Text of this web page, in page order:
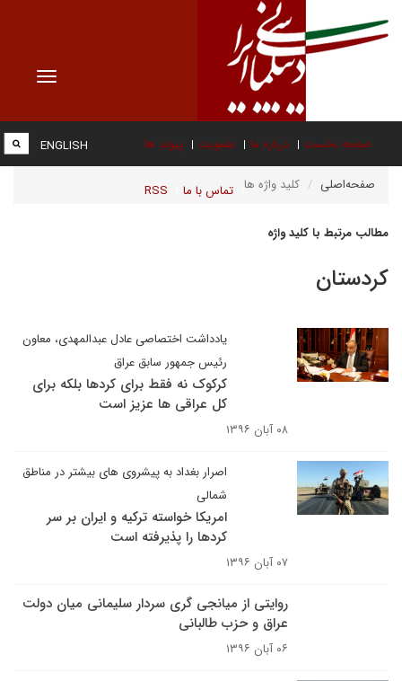
Toggle
صفحه نخست درباره ما عضویت پیوند ها
تماس با ما RSS
ENGLISH
صفحه‌اصلی کلید واژه ها
مطالب مرتبط با کلید واژه
کردستان
یادداشت اختصاصی عادل عبدالمهدی، معاون
رئیس جمهور سابق عراق
کرکوک نه فقط برای کردها بلکه برای
کل عراقی ها عزیز است
۰۸ آبان ۱۳۹۶
اصرار بغداد به پیشروی های بیشتر در مناطق
شمالی
امریکا خواسته ترکیه و ایران بر سر
کردها را پذیرفته است
۰۷ آبان ۱۳۹۶
روایتی از میانجی گری سردار سلیمانی میان دولت
عراق و حزب طالبانی
۰۶ آبان ۱۳۹۶